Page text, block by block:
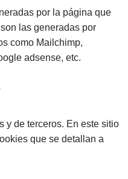
por la página que
las generadas por
como Mailchimp,
adsense, etc.
y de terceros. En este sitio
que se detallan a